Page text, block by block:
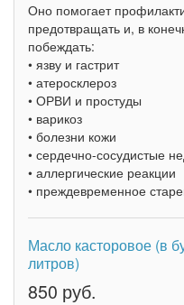
Оно помогает
предотвращать и, в
побеждать:
• язву и гастрит
• атеросклероз
• ОРВИ и простуды
• варикоз
• болезни кожи
• сердечно-сосудистые
• аллергические реакции
• преждевременное
Масло касторовое (в
литров)
850 руб.